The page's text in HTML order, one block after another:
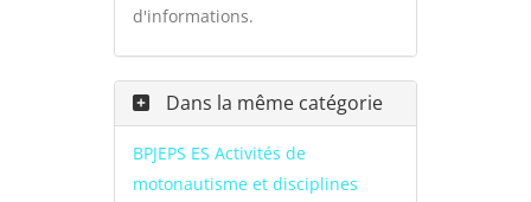
d'informations.
Dans la même catégorie
BPJEPS ES Activités de
motonautisme et disciplines